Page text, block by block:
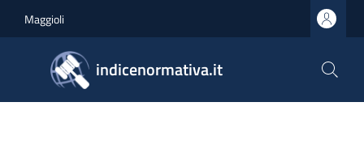
Maggioli
indicenormativa.it